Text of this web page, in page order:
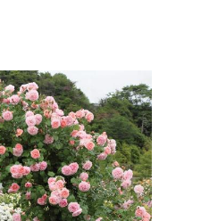
Арка с помощью
Арка для сада